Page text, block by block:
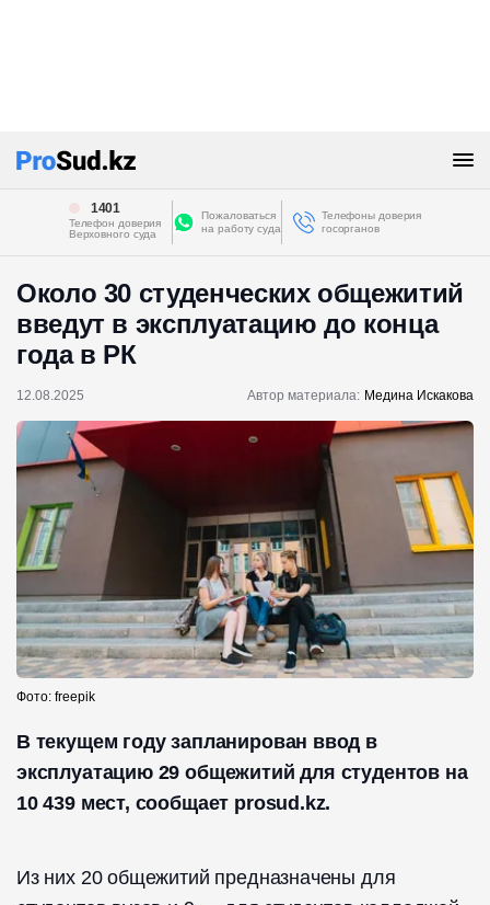
1401
Телефон доверия
Верховного суда
Пожаловаться
на работу суда
Телефоны доверия
госорганов
Около 30 студенческих общежитий
введут в эксплуатацию до конца
года в РК
12.08.2025 Автор материала: Медина Искакова
Фото: freepik
В текущем году запланирован ввод в
эксплуатацию 29 общежитий для студентов на
10 439 мест, сообщает prosud.kz.
Из них 20 общежитий предназначены для